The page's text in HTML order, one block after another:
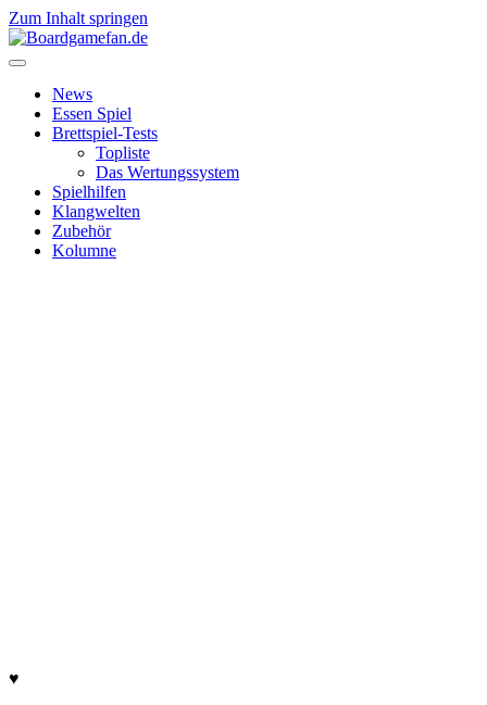
Zum Inhalt springen
News
Essen Spiel
Brettspiel-Tests
Topliste
Das Wertungssystem
Spielhilfen
Klangwelten
Zubehör
Kolumne
♥